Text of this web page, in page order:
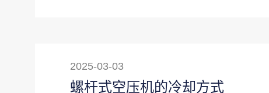
2025-03-03
螺杆式空压机的冷却方式